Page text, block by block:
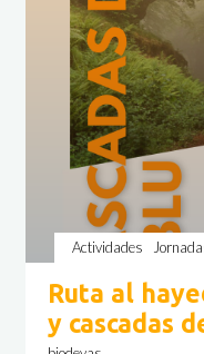
Actividades
Ruta al
y cascadas